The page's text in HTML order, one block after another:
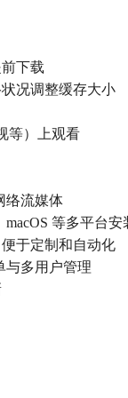
下载
况调整缓存大小
等）上观看
络流媒体
macOS 等多平台安
于定制和自动化
与多用户管理